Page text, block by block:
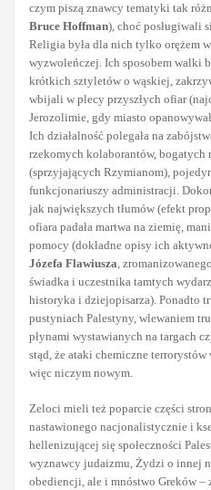
czym piszą znawcy tematyki tak
Bruce Hoffman), choć posługiwali
Religia była dla nich tylko orężem
wyzwoleńczej. Ich sposobem walki
krótkich sztyletów o wąskiej,
wbijali w plecy przyszłych ofiar
Jerozolimie, gdy miasto
Ich działalność polegała na
rzekomych kolaborantów, bogatych
(sprzyjających Rzymianom),
funkcjonariuszy administracji.
jak największych tłumów (efekt
ofiara padała martwa na ziemię,
pomocy (dokładne opisy ich
Józefa Flawiusza,
świadka i uczestnika tamtych
historyka i dziejopisarza). Ponadto
pustyniach Palestyny, wlewaniem
płynami wystawianych na targach
stąd, że ataki chemiczne terrorystów
więc niczym nowym.
Zeloci mieli też poparcie części
nastawionego nacjonalistycznie i
hellenizującej się społeczności
wyznawcy judaizmu, Żydzi o innej
obediencji, ale i mnóstwo Greków –